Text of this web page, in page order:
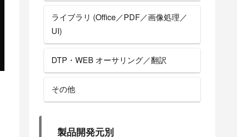
ライブラリ (Office／PDF／画像処理／
UI)
DTP・WEB オーサリング／翻訳
その他
製品開発元別